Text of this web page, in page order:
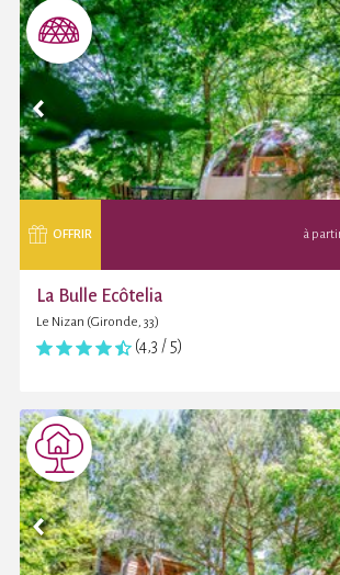
OFFRIR à
La Bulle Ecôtelia
Le Nizan (Gironde, 33)
(4,3 / 5)